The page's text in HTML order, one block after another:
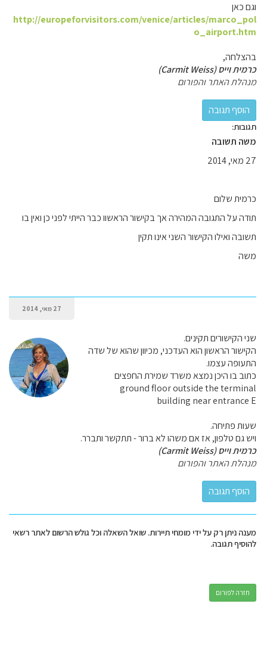
וגם כאן
http://europeforvisitors.com/venice/articles/marco_pol
o_airport.htm
בהצלחה,
כרמית וייס (Carmit Weiss)
מנהלת האתר והפורום
תגובות:
משה תשובה
27 מאי, 2014
כרמית שלום
תודה על התגובה המהירה אך בקישור הראשוו כבר הייתי לפני כן ואין בו
תשובה ואילו הקישור השני אינו תקין
משה
27 מאי, 2014
שני הקישורים תקינים.
הקישור הראשון הוא העדכני, מכיוון שהוא של שדה
התעופה עצמו.
כתוב בו היכן נמצא משרד שמירת החפצים
ground floor outside the terminal
building near entrance E
שעות פתיחה.
ויש גם טלפון, אז אם משהו לא ברור - תתקשר ותברר.
כרמית וייס (Carmit Weiss)
מנהלת האתר והפורום
מענה ניתן רק על ידי מומחי תיירות. שואל השאלה וכל גולש הרשום לאתר רשאי
להוסיף תגובה.
חזרה לפורום